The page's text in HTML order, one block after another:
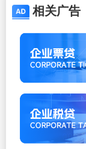
相关广告